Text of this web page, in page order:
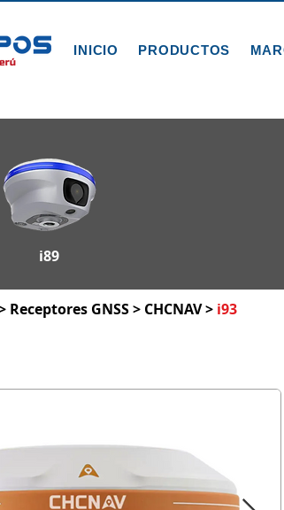
INICIO PRODUCTOS
i89
Receptores GNSS> CHCNAV> i93